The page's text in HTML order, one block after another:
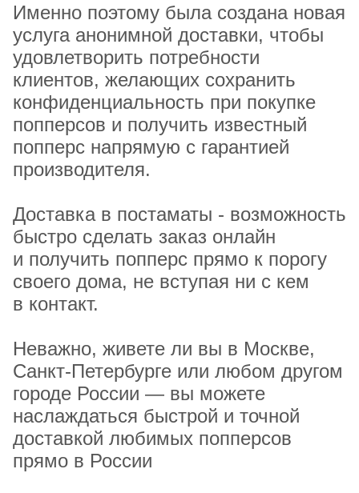
Именно поэтому была создана новая
услуга анонимной доставки, чтобы
удовлетворить потребности
клиентов, желающих сохранить
конфиденциальность при покупке
попперсов и получить известный
попперс напрямую с гарантией
производителя.
Доставка в постаматы - возможность
быстро сделать заказ онлайн
и получить попперс прямо к порогу
своего дома, не вступая ни с кем
в контакт.
Неважно, живете ли вы в Москве,
Санкт-Петербурге или любом другом
городе России — вы можете
наслаждаться быстрой и точной
доставкой любимых попперсов
прямо в России